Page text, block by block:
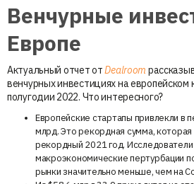
Венчурные
Европе
Актуальный отчет отDealroom
венчурных инвестициях на европейском
полугодии 2022. Что интересного?
Европейские стартапы привлекли в
млрд. Это рекордная сумма,
рекордный 2021 год.
макроэкономические пертурбации
рынки значительно меньше, чем на